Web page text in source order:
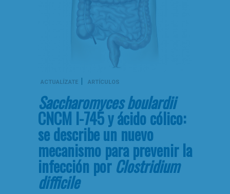
ACTUALÍZATE | ARTÍCULOS
Saccharomyces boulardii
CNCM I-745 y ácido cólico:
se describe un nuevo
mecanismo para prevenir la
infección por Clostridium
difficile